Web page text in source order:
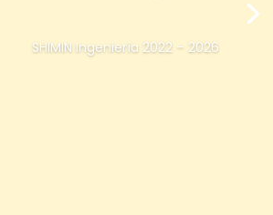
SHIMIN Ingeniería 2022 – 2026